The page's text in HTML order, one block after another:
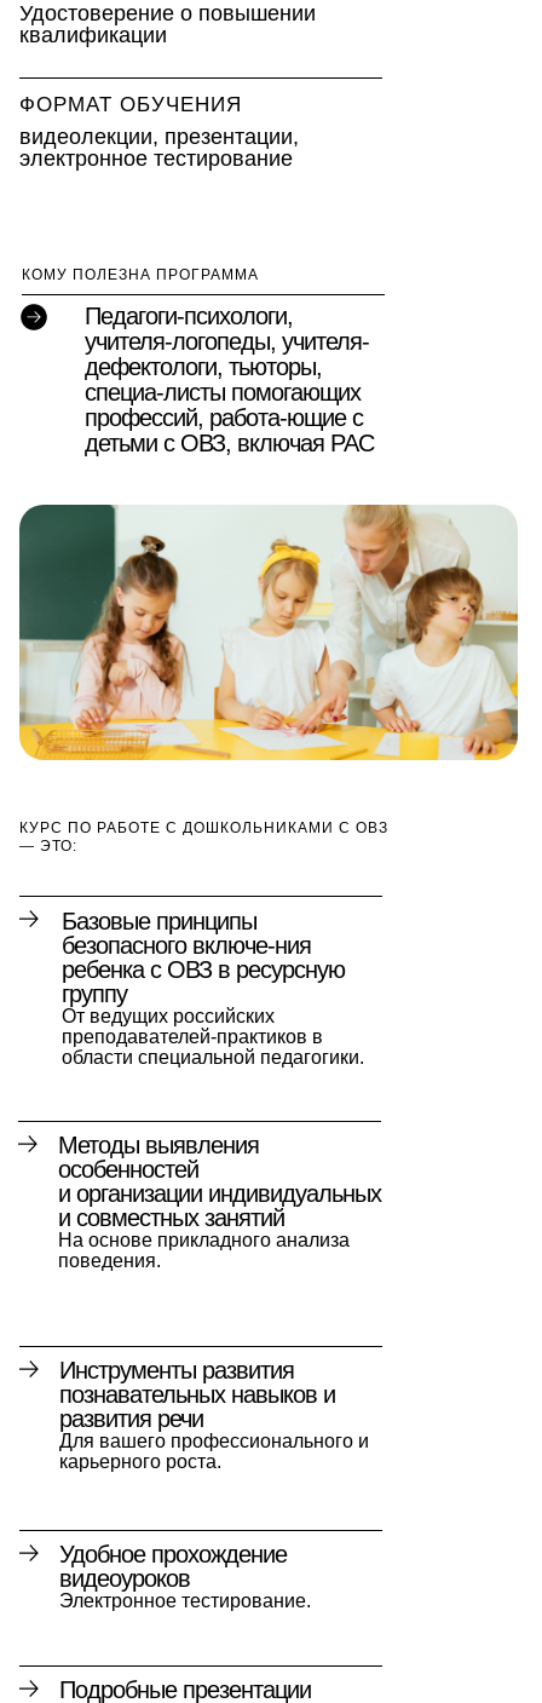
Удостоверение о повышении
квалификации
видеолекции, презентации,
электронное тестирование
ФОРМАТ ОБУЧЕНИЯ
КОМУ ПОЛЕЗНА ПРОГРАММА
Педагоги-психологи,
учителя-логопеды, учителя-
дефектологи, тьюторы,
специа-листы помогающих
профессий, работа-ющие с
детьми с ОВЗ, включая РАС
Подробные презентации
Инструменты развития
познавательных навыков и
развития речи
Для вашего профессионального и
карьерного роста.
Удобное прохождение
видеоуроков
Электронное тестирование.
Методы выявления
особенностей
и организации индивидуальных
и совместных занятий
На основе прикладного анализа
поведения.
Базовые принципы
безопасного включе-ния
ребенка с ОВЗ в ресурсную
группу
От ведущих российских
преподавателей-практиков в
области специальной педагогики.
КУРС ПО РАБОТЕ С ДОШКОЛЬНИКАМИ С ОВЗ
— ЭТО: